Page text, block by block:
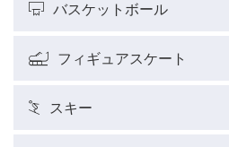
バスケットボール
フィギュアスケート
スキー